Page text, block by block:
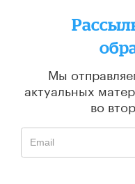
Мы
актуальных
во